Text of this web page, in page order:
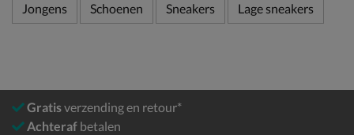
Jongens Schoenen Sneakers Lage sneakers
Gratisverzending en retour*
Achteraf betalen